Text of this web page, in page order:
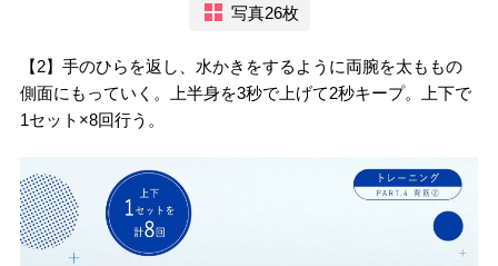
写真26枚
【2】手のひらを返し、水かきをするように両腕を太ももの
側面にもっていく。上半身を3秒で上げて2秒キープ。上下で
1セット×8回行う。